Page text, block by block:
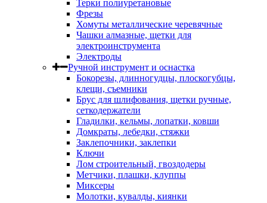
Терки полиуретановые
Фрезы
Хомуты металлические черевячные
Чашки алмазные, щетки для
электроинструмента
Электроды
Ручной инструмент и оснастка
Бокорезы, длинногудцы, плоскогубцы,
клещи, съемники
Брус для шлифования, щетки ручные,
сеткодержатели
Гладилки, кельмы, лопатки, ковши
Домкраты, лебедки, стяжки
Заклепочники, заклепки
Ключи
Лом строительный, гвоздодеры
Метчики, плашки, клуппы
Миксеры
Молотки, кувалды, киянки